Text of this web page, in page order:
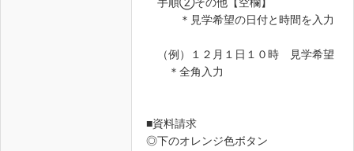
手順②その他【空欄】
＊見学希望の日付と時間を入力
（例）１２月１日１０時 見学希望
＊全角入力
■資料請求
◎下のオレンジ色ボタン